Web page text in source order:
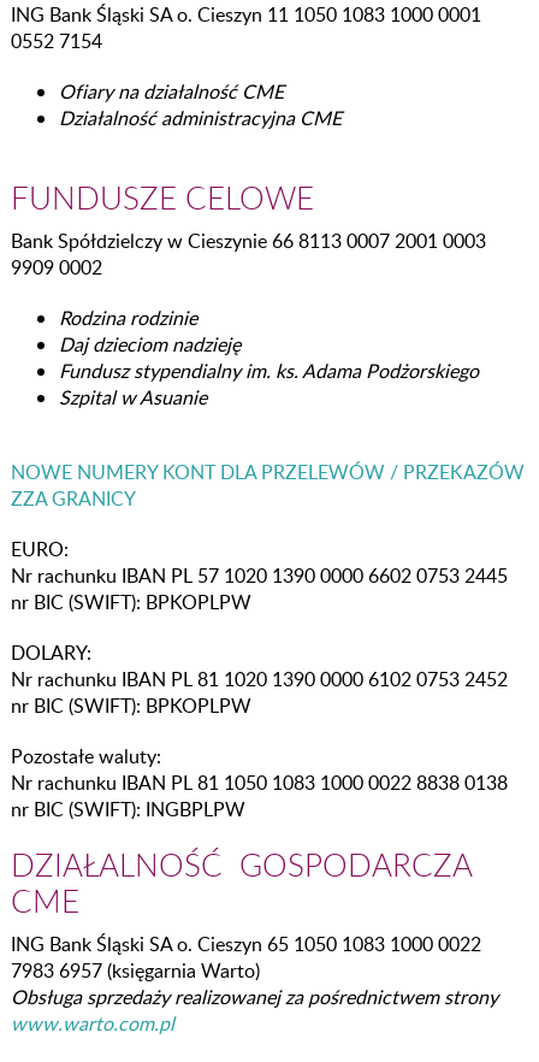
ING Bank Śląski SA o. Cieszyn 11 1050 1083 1000 0001
0552 7154
Ofiary na działalność CME
Działalność administracyjna CME
FUNDUSZE CELOWE
Bank Spółdzielczy w Cieszynie 66 8113 0007 2001 0003
9909 0002
Rodzina rodzinie
Daj dzieciom nadzieję
Fundusz stypendialny im. ks. Adama Podżorskiego
Szpital w Asuanie
NOWE NUMERY KONT DLA PRZELEWÓW / PRZEKAZÓW
ZZA GRANICY
EURO:
Nr rachunku IBAN PL 57 1020 1390 0000 6602 0753 2445
nr BIC (SWIFT): BPKOPLPW
DOLARY:
Nr rachunku IBAN PL 81 1020 1390 0000 6102 0753 2452
nr BIC (SWIFT): BPKOPLPW
Pozostałe waluty:
Nr rachunku IBAN PL 81 1050 1083 1000 0022 8838 0138
nr BIC (SWIFT): INGBPLPW
DZIAŁALNOŚĆ GOSPODARCZA
CME
ING Bank Śląski SA o. Cieszyn 65 1050 1083 1000 0022
7983 6957 (księgarnia Warto)
Obsługa sprzedaży realizowanej za pośrednictwem strony
www.warto.com.pl